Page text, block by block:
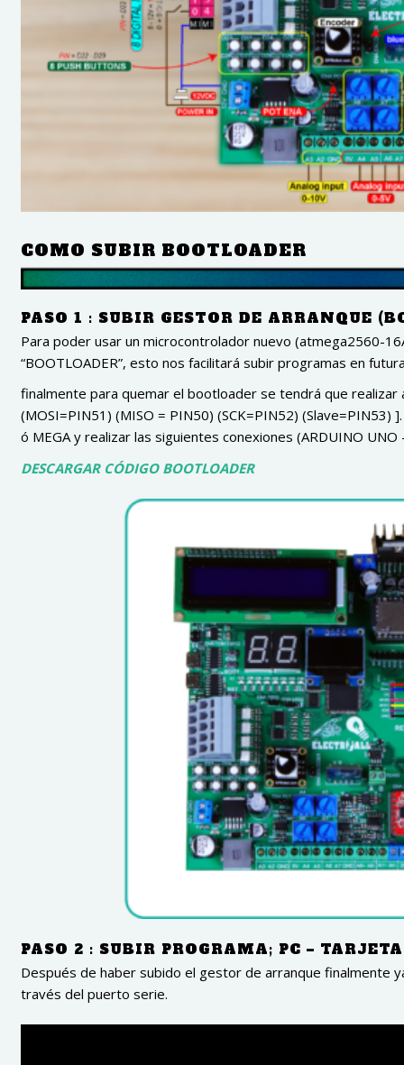
COMO SUBIR BOOTLOADER
PASO 1 : SUBIR GESTOR DE ARRANQUE
Para poder usar un microcontrolador nuevo (atmega2560-
“BOOTLOADER”, esto nos facilitará subir programas en
finalmente para quemar el bootloader se tendrá que
(MOSI=PIN51) (MISO = PIN50) (SCK=PIN52)
ó MEGA y realizar las siguientes conexiones (ARDUINO UNO
DESCARGAR CÓDIGO BOOTLOADER
PASO 2 : SUBIR PROGRAMA; PC –
Después de haber subido el gestor de arranque finalmente
través del puerto serie.